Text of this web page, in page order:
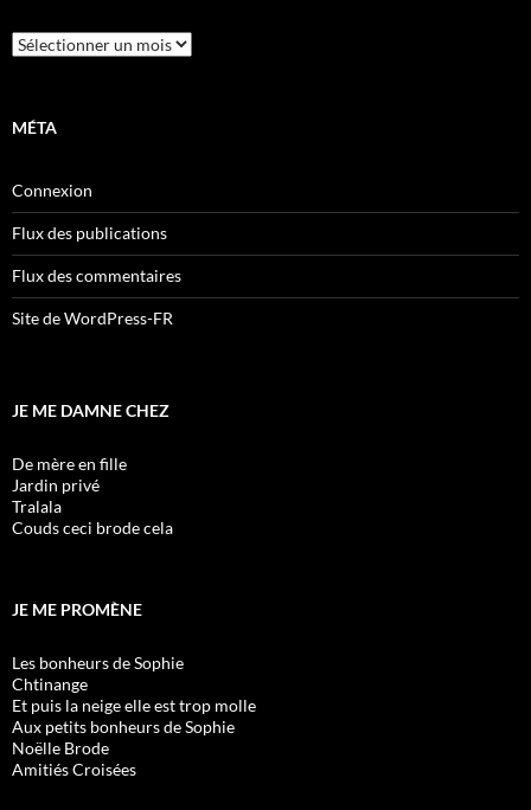
Archives
MÉTA
Connexion
Flux des publications
Flux des commentaires
Site de WordPress-FR
JE ME DAMNE CHEZ
De mère en fille
Jardin privé
Tralala
Couds ceci brode cela
JE ME PROMÈNE
Les bonheurs de Sophie
Chtinange
Et puis la neige elle est trop molle
Aux petits bonheurs de Sophie
Noëlle Brode
Amitiés Croisées